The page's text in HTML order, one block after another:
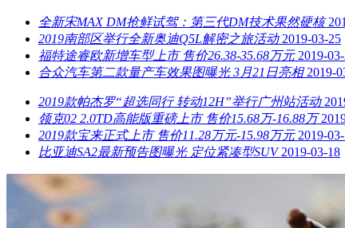
全新宋MAX DM抢鲜试驾：第三代DM技术果然硬核
2019南部区举行全新奥迪Q5L解密之旅活动 2019-03-25
福特途睿欧新增车型上市 售价26.38-35.68万元 2019-
合众汽车第二款量产车效果图曝光 3月21日亮相 2019-
2019款帕杰罗“超选同行 转动12H”举行广州站活动
领克02 2.0TD高能版重磅上市 售价15.68万-16.88万
2019款宝来正式上市 售价11.28万元-15.98万元 2019-
比亚迪SA2最新预告图曝光 定位紧凑型SUV 2019-03-18